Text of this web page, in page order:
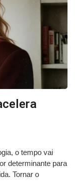
o tempo vai
determinante para
Tornar o